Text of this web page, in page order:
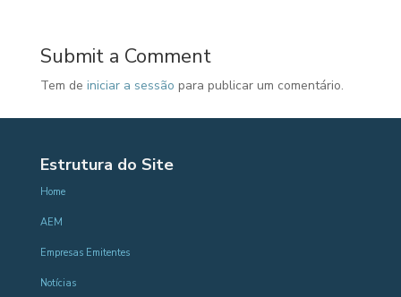
Submit a Comment
Tem de iniciar a sessão para publicar um comentário.
Estrutura do Site
Home
AEM
Empresas Emitentes
Notícias